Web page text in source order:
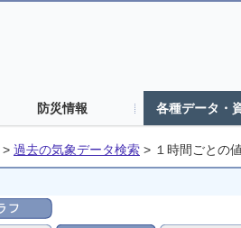
防災情報 各種データ・
> 過去の気象データ検索 > １時間ごとの